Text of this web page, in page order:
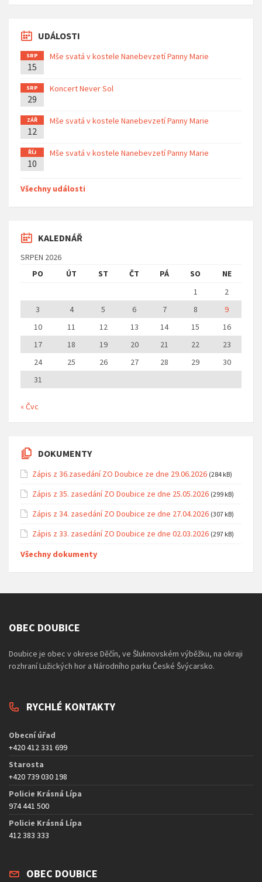
UDÁLOSTI
SRP
15
Mše svatá v kostele Nanebevzetí Panny Marie
SRP
29
Koncert Never Sol
ZÁŘ
12
Mše svatá v kostele Nanebevzetí Panny Marie
ŘÍJ
10
Mše svatá v kostele Nanebevzetí Panny Marie
Všechny události
KALEDNÁŘ
SRPEN 2026
PO
ÚT ST ČT PÁ SO
NE
1
2
3
4 5 6 7 8
9
10
11 12 13 14 15
16
17
18 19 20 21 22
23
24
25 26 27 28 29
30
31
« Čvc
DOKUMENTY
Zápis z 36.zasedání ZO Doubice ze dne 29.06.2026 (284 kB)
Zápis z 35. zasedání ZO Doubice ze dne 25.05.2026 (299 kB)
Zápis z 34. zasedání ZO Doubice ze dne 27.04.2026 (307 kB)
Zápis z 33. zasedání ZO Doubice ze dne 02.03.2026 (297 kB)
Všechny dokumenty
OBEC DOUBICE
Doubice je obec v okrese Děčín, ve Šluknovském výběžku, na okraji
rozhraní Lužických hor a Národního parku České Švýcarsko.
RYCHLÉ KONTAKTY
Obecní úřad
+420 412 331 699
Starosta
+420 739 030 198
Policie Krásná Lípa
974 441 500
Policie Krásná Lípa
412 383 333
OBEC DOUBICE